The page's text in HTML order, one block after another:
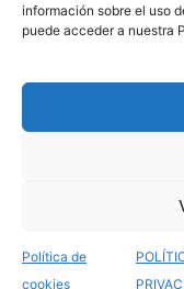
información sobre el uso
puede acceder a nuestra
Política de
cookies